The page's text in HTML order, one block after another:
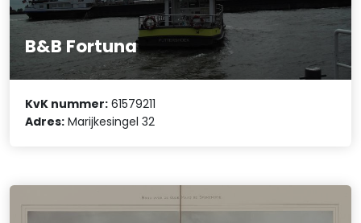
B&B Fortuna
KvK nummer: 61579211
Adres: Marijkesingel 32